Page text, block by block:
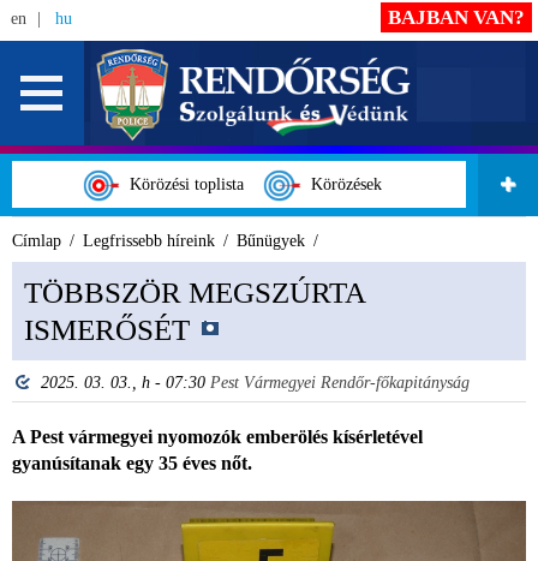
en hu
Körözési toplista Körözések
BAJBAN VAN?
Címlap Legfrissebb híreink Bűnügyek
TÖBBSZÖR MEGSZÚRTA
ISMERŐSÉT
2025. 03. 03., h - 07:30 Pest Vármegyei Rendőr-főkapitányság
A Pest vármegyei nyomozók emberölés kísérletével
gyanúsítanak egy 35 éves nőt.